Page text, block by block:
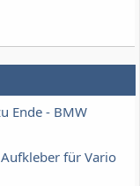
Ende - BMW
für Vario